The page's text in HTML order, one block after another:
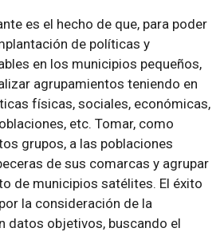
es el hecho de que, para poder
de políticas y
en los municipios pequeños,
agrupamientos teniendo en
físicas, sociales, económicas,
etc. Tomar, como
grupos, a las poblaciones
de sus comarcas y agrupar
de municipios satélites. El éxito
la consideración de la
datos objetivos, buscando el